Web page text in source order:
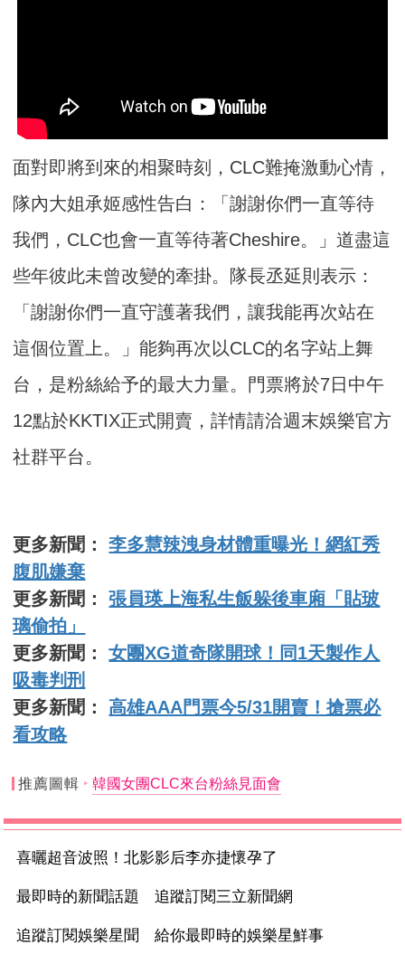
面對即將到來的相聚時刻，CLC難掩激動心情，
隊內大姐承姬感性告白：「謝謝你們一直等待
我們，CLC也會一直等待著Cheshire。」道盡這
些年彼此未曾改變的牽掛。隊長丞延則表示：
「謝謝你們一直守護著我們，讓我能再次站在
這個位置上。」能夠再次以CLC的名字站上舞
台，是粉絲給予的最大力量。門票將於7日中午
12點於KKTIX正式開賣，詳情請洽週末娛樂官方
社群平台。
更多新聞：李多慧辣洩身材體重曝光！網紅秀
腹肌嫌棄
更多新聞：張員瑛上海私生飯躲後車廂「貼玻
璃偷拍」
更多新聞：女團XG道奇隊開球！同1天製作人
吸毒判刑
更多新聞：高雄AAA門票今5/31開賣！搶票必
看攻略
推薦圖輯 韓國女團CLC來台粉絲見面會
喜曬超音波照！北影影后李亦捷懷孕了
最即時的新聞話題 追蹤訂閱三立新聞網
追蹤訂閱娛樂星聞 給你最即時的娛樂星鮮事